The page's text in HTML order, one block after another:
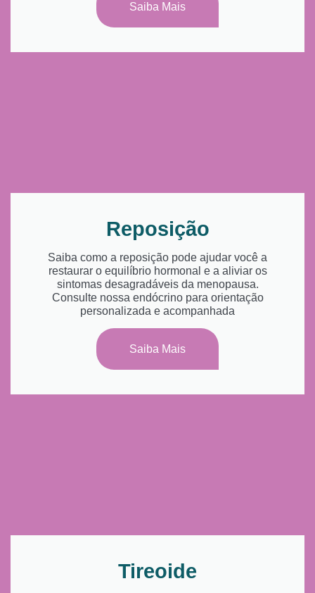
Saiba Mais
Reposição
Saiba como a reposição pode ajudar você a
restaurar o equilíbrio hormonal e a aliviar os
sintomas desagradáveis da menopausa.
Consulte nossa endócrino para orientação
personalizada e acompanhada
Saiba Mais
Tireoide